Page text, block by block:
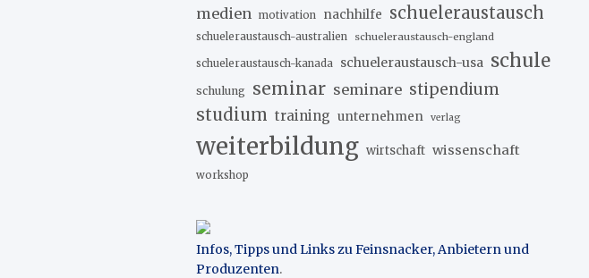
medien motivation nachhilfe schueleraustausch
schueleraustausch-australien schueleraustausch-england
schueleraustausch-kanada schueleraustausch-usa schule
schulung seminar seminare stipendium
studium training unternehmen verlag
weiterbildung wirtschaft wissenschaft
workshop
Infos, Tipps und Links zu Feinsnacker, Anbietern und
Produzenten.